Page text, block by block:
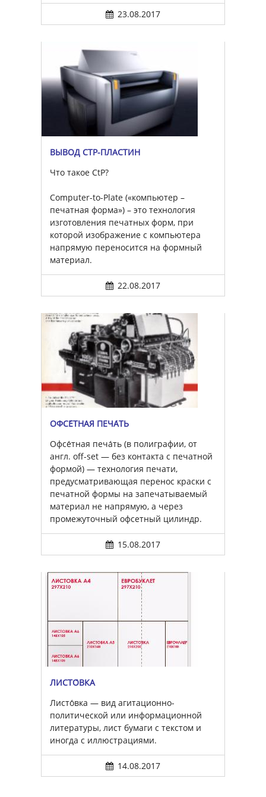
23.08.2017
ВЫВОД CTP-ПЛАСТИН
Что такое CtP?
Computer-to-Plate («компьютер –
печатная форма») – это технология
изготовления печатных форм, при
которой изображение с компьютера
напрямую переносится на формный
материал.
22.08.2017
ОФСЕ́ТНАЯ ПЕЧА́ТЬ
Офсе́тная печа́ть (в полиграфии, от
англ. off-set — без контакта с печатной
формой) — технология печати,
предусматривающая перенос краски с
печатной формы на запечатываемый
материал не напрямую, а через
промежуточный офсетный цилиндр.
15.08.2017
ЛИСТО́ВКА
Листо́вка — вид агитационно-
политической или информационной
литературы, лист бумаги с текстом и
иногда с иллюстрациями.
14.08.2017